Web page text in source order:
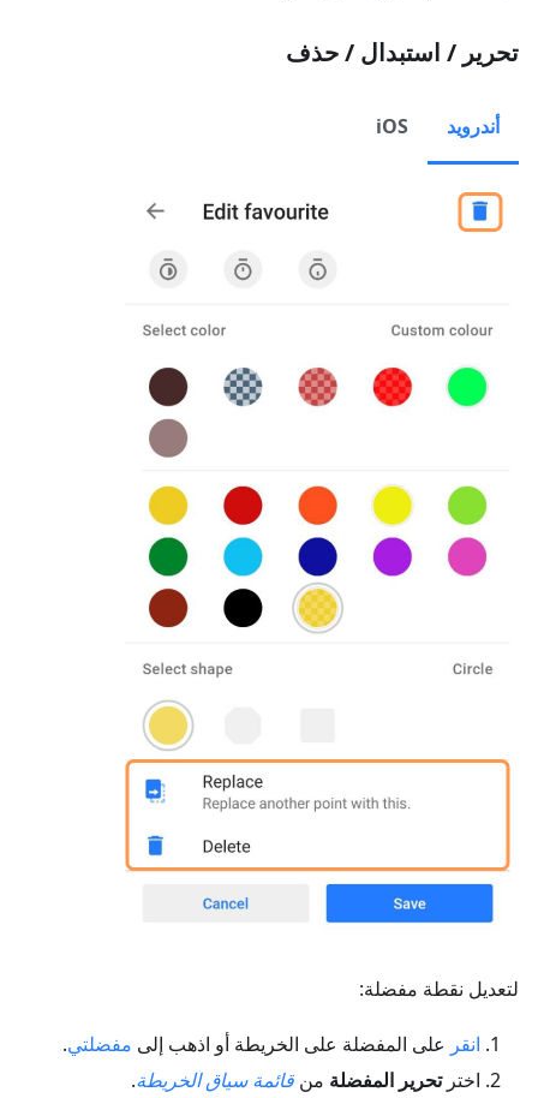
تحرير / استبدال / حذف
أندرويد iOS
لتعديل نقطة مفضلة:
انقر على المفضلة على الخريطة أو اذهب إلى مفضلتي.
اخترتحرير المفضلة من قائمة سياق الخريطة.